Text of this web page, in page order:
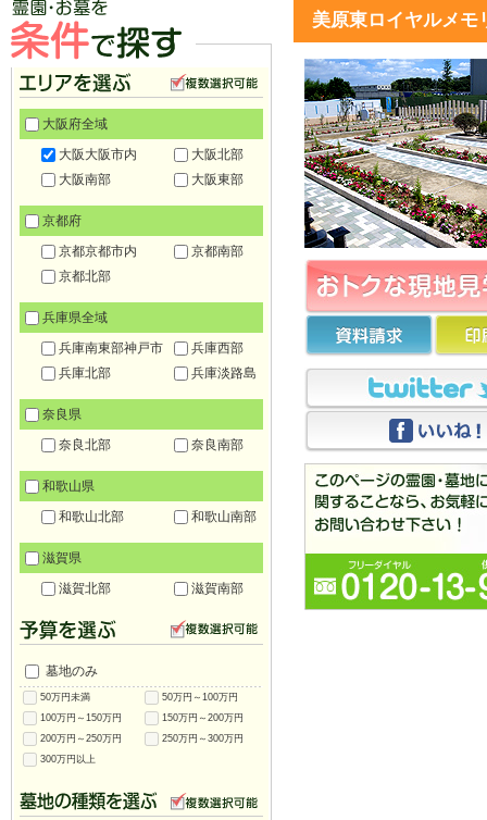
美原東ロイヤルメ
霊園・お墓を条件で探す
大阪府全域
大阪大阪市内
大阪北部
大阪南部
大阪東部
京都府
京都京都市内
京都南部
京都北部
兵庫県全域
兵庫南東部神戸市
兵庫西部
兵庫北部
兵庫淡路島
奈良県
奈良北部
奈良南部
和歌山県
和歌山北部
和歌山南部
滋賀県
滋賀北部
滋賀南部
墓地のみ
50万円未満
50万円～100万円
100万円～150万円
150万円～200万円
200万円～250万円
250万円～300万円
300万円以上